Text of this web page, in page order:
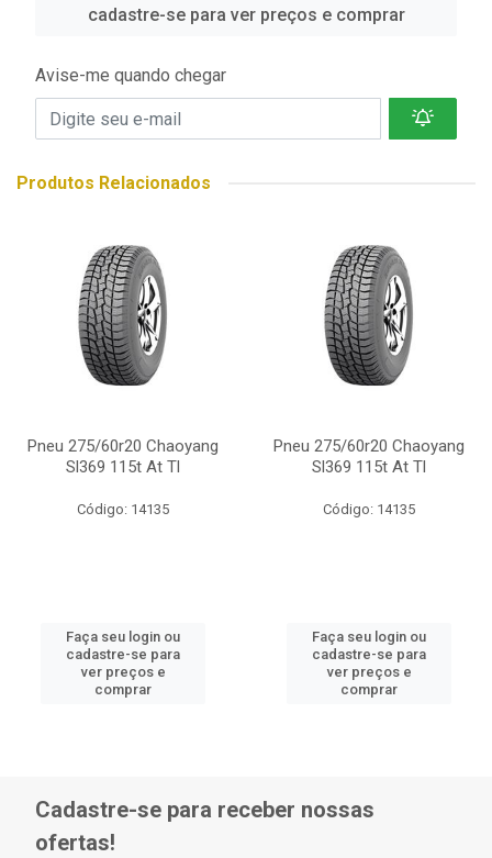
cadastre-se para ver preços e comprar
Avise-me quando chegar
Produtos Relacionados
Pneu 275/60r20 Chaoyang
Sl369 115t At Tl
Código: 14135
Faça seu login ou
cadastre-se para
ver preços e
comprar
Pneu 275/60r20 Chaoyang
Sl369 115t At Tl
Código: 14135
Faça seu login ou
cadastre-se para
ver preços e
comprar
Cadastre-se para receber nossas
ofertas!